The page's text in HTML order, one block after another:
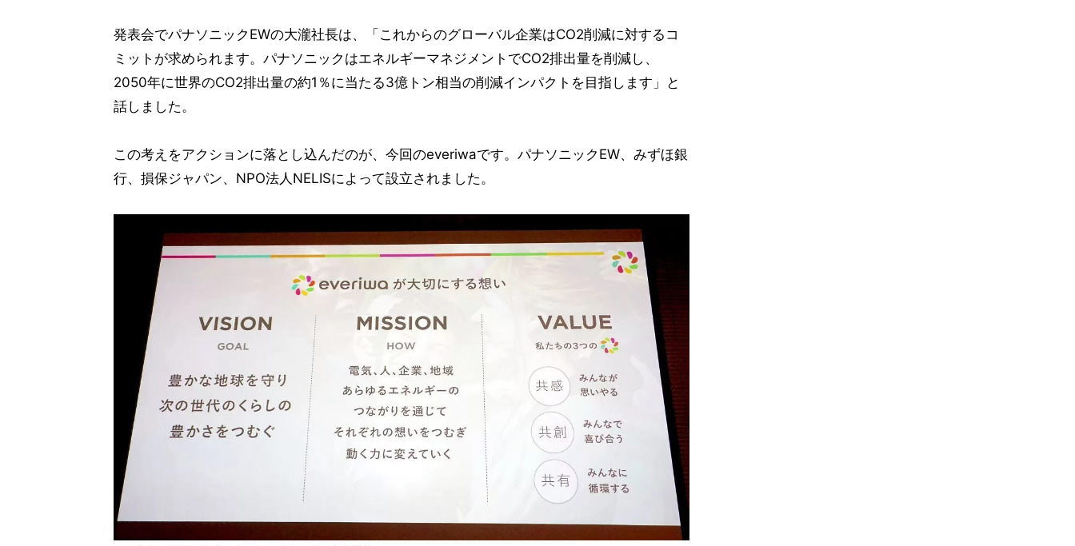
発表会でパナソニックEWの大瀧社長は、「これからのグローバル企業はCO2削減に対するコ
ミットが求められます。パナソニックはエネルギーマネジメントでCO2排出量を削減し、
2050年に世界のCO2排出量の約1％に当たる3億トン相当の削減インパクトを目指します」と
話しました。
この考えをアクションに落とし込んだのが、今回のeveriwaです。パナソニックEW、みずほ銀
行、損保ジャパン、NPO法人NELISによって設立されました。